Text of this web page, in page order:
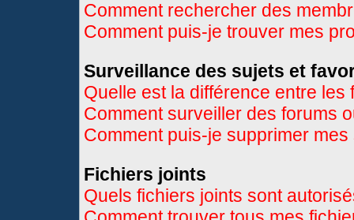
Comment rechercher des
Comment puis-je trouver mes
Surveillance des sujets et
Quelle est la différence entre
Comment surveiller des forums
Comment puis-je supprimer
Fichiers joints
Quels fichiers joints sont